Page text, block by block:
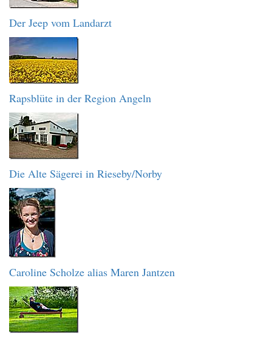
Der Jeep vom Landarzt
Rapsblüte in der Region Angeln
Die Alte Sägerei in Rieseby/Norby
Caroline Scholze alias Maren Jantzen